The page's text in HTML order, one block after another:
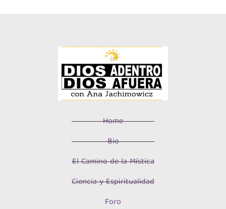
Home
Bio
El Camino de la Mística
Ciencia y Espiritualidad
Foro